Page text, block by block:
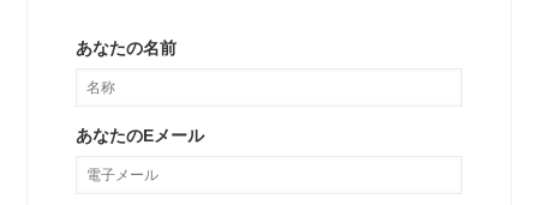
あなたの名前
あなたのEメール